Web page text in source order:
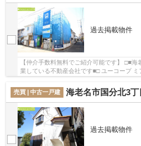
過去掲載物件
【仲介手数料無料でご紹介可能です】 □■
業している不動産会社です■□ ユーコープ
売買 | 中古一戸建
海老名市国分北3丁目 中古戸建て【仲介手
過去掲載物件